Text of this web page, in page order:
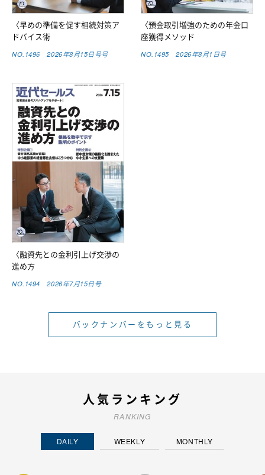
〈早めの準備を促す相続対策ア
ドバイス術
NO.1496 2026年8月15日号号
〈預金取引増強のための年金口
座獲得メソッド
NO.1495 2026年8月1日号
〈融資先との金利引上げ交渉の
進め方
NO.1494 2026年7月15日号
バックナンバーをもっと見る
人気ランキング
RANKING
DAILY WEEKLY MONTHLY